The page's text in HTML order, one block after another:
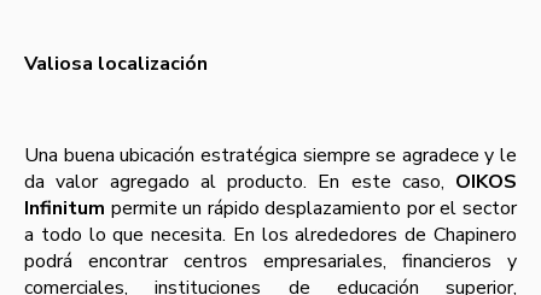
Valiosa localización
Una buena ubicación estratégica siempre se agradece y le
da valor agregado al producto. En este caso, OIKOS
Infinitum permite un rápido desplazamiento por el sector
a todo lo que necesita. En los alrededores de Chapinero
podrá encontrar centros empresariales, financieros y
comerciales, instituciones de educación superior,